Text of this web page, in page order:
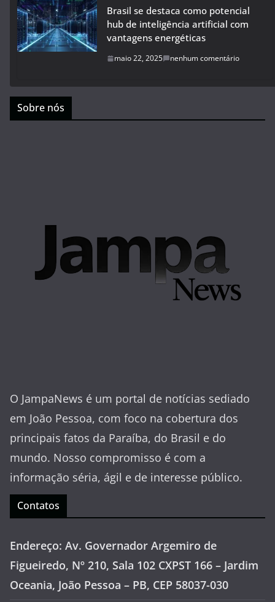
Brasil se destaca como potencial
hub de inteligência artificial com
vantagens energéticas
maio 22, 2025 nenhum comentário
Sobre nós
O JampaNews é um portal de notícias sediado
em João Pessoa, com foco na cobertura dos
principais fatos da Paraíba, do Brasil e do
mundo. Nosso compromisso é com a
informação séria, ágil e de interesse público.
Contatos
Endereço: Av. Governador Argemiro de
Figueiredo, Nº 210, Sala 102 CXPST 166 – Jardim
Oceania, João Pessoa – PB, CEP 58037-030